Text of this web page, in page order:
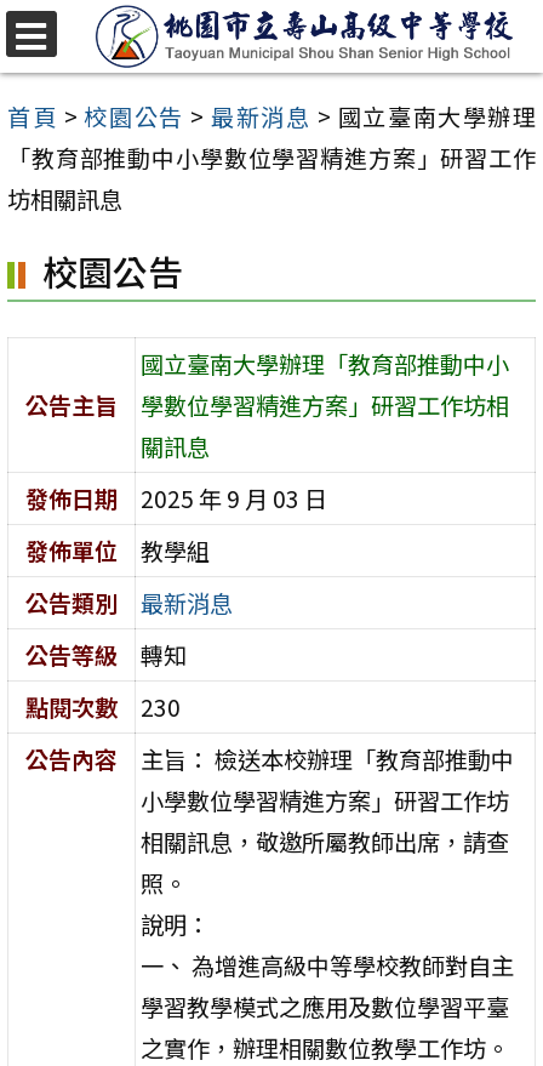
跳
至
主
內
區
首頁 >校園公告 >最新消息 > 國立臺南大學辦理
「教育部推動中小學數位學習精進方案」研習工作
坊相關訊息
校園公告
公告主旨
國立臺南大學辦理「教育部推動中小
學數位學習精進方案」研習工作坊相
關訊息
發佈日期
2025 年 9 月 03 日
發佈單位
教學組
公告類別
最新消息
公告等級
轉知
點閱次數
230
公告內容
主旨： 檢送本校辦理「教育部推動中
小學數位學習精進方案」研習工作坊
相關訊息，敬邀所屬教師出席，請查
照。
說明：
一、 為增進高級中等學校教師對自主
學習教學模式之應用及數位學習平臺
之實作，辦理相關數位教學工作坊。
選
單